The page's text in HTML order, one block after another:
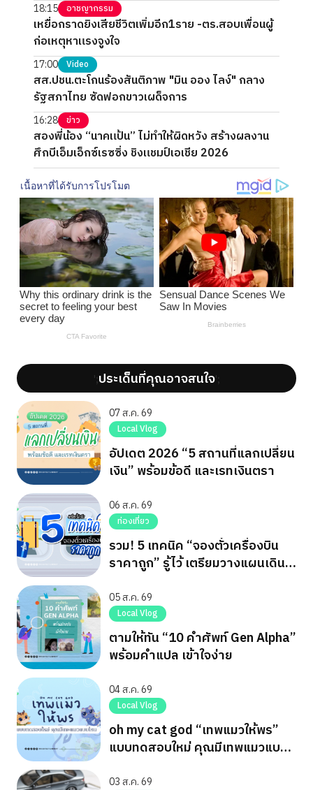
18:15 อาชญากรรม
เหยื่อกราดยิงเสียชีวิตเพิ่มอีก1ราย -ตร.สอบเพื่อนผู้
ก่อเหตุหาแรงจูงใจ
17:00 Video
สส.ปชน.ตะโกนร้องสันติภาพ "มิน ออง ไลง์" กลาง
รัฐสภาไทย ซัดฟอกขาวเผด็จการ
16:28 ข่าว
สองพี่น้อง “นาคแป้น” ไม่ทำให้ผิดหวัง สร้างผลงาน
ศึกบีเอ็มเอ็กซ์เรซซิ่ง ชิงแชมป์เอเชีย 2026
';ประเด็นที่คุณอาจสนใจ';
07 ส.ค. 69
Local Vlog
อัปเดต 2026 “5 สถานที่แลกเปลี่ยน
เงิน” พร้อมข้อดี และเรทเงินตรา
06 ส.ค. 69
ท่องเที่ยว
รวม! 5 เทคนิค “จองตั๋วเครื่องบิน
ราคาถูก” รู้ไว้ เตรียมวางแผนเดิน
05 ส.ค. 69
Local Vlog
ตามให้ทัน “10 คำศัพท์ Gen Alpha”
พร้อมคำแปล เข้าใจง่าย
04 ส.ค. 69
Local Vlog
oh my cat god “เทพแมวให้พร”
แบบทดสอบใหม่ คุณมีเทพแมวแบบ
03 ส.ค. 69